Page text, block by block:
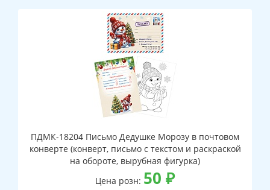
ПДМК-18204 Письмо Дедушке Морозу в почтовом
конверте (конверт, письмо с текстом и раскраской
на обороте, вырубная фигурка)
Цена розн: 50 ₽